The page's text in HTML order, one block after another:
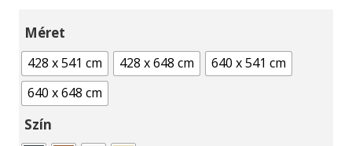
Méret
428 x 541 cm 428 x 648 cm
640 x 541 cm
640 x 648 cm
Szín